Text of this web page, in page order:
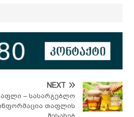
NEXT
– სასარგებლო
თაფლის